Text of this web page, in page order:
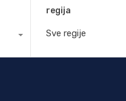
regija
Sve regije